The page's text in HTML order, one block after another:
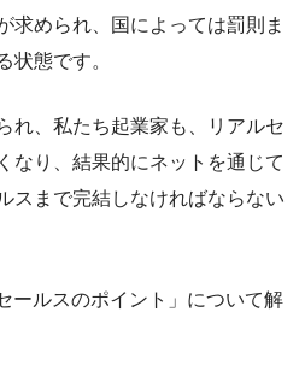
求められ、国によっては罰則ま
状態です。
れ、私たち起業家も、リアルセ
なり、結果的にネットを通じて
スまで完結しなければならない
ールスのポイント」について解